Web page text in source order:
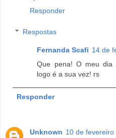
Responder
Respostas
Fernanda Scafi 14 de
Que pena! O meu dia
logo é a sua vez! rs
Responder
Unknown 10 de